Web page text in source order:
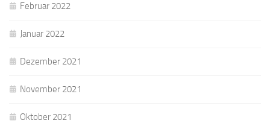
Februar 2022
Januar 2022
Dezember 2021
November 2021
Oktober 2021